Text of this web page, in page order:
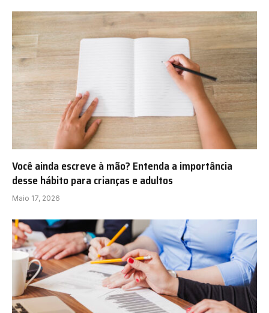
Você ainda escreve à mão? Entenda a importância
desse hábito para crianças e adultos
Maio 17, 2026